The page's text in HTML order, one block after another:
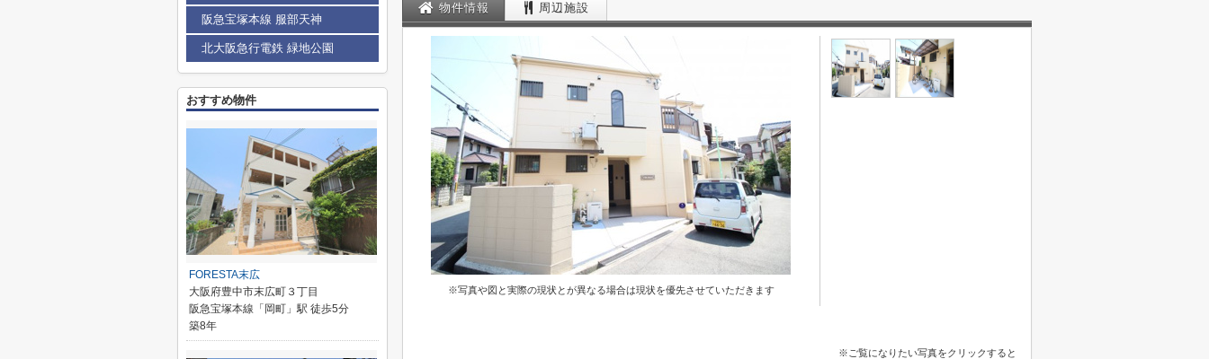
物件情報 周辺施設
※写真や図と実際の現状とが異なる場合は現状を優先させていただきます
※ご覧になりたい写真をクリックすると
阪急宝塚本線 服部天神
北大阪急行電鉄 緑地公園
おすすめ物件
FORESTA末広
大阪府豊中市末広町３丁目
阪急宝塚本線「岡町」駅 徒歩5分
築8年